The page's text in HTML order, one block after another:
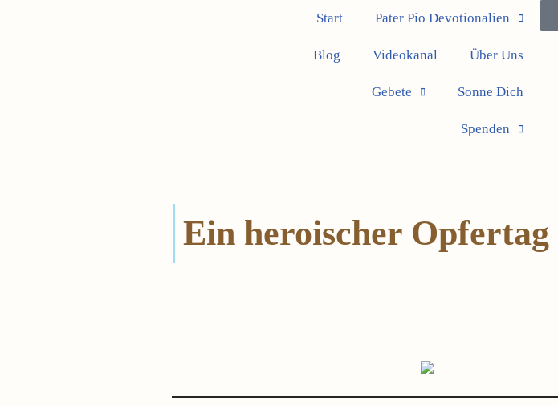
Start Pater Pio Devotionalien
Blog Videokanal Über Uns
Gebete Sonne Dich
Spenden
Ein heroischer Opfertag